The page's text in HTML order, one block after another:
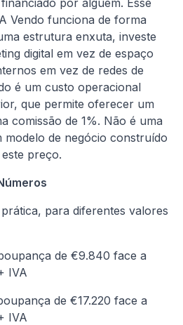
por alguém. Esse
Vendo funciona de forma
estrutura enxuta, investe
digital em vez de espaço
em vez de redes de
é um custo operacional
que permite oferecer um
comissão de 1%. Não é uma
modelo de negócio construído
preço.
para diferentes valores
de €9.840 face a
IVA
de €17.220 face a
IVA